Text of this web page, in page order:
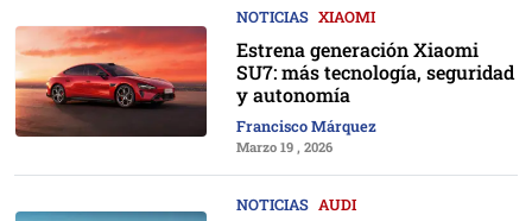
NOTICIAS XIAOMI
Estrena generación Xiaomi
SU7: más tecnología, seguridad
y autonomía
Francisco Márquez
Marzo 19 , 2026
NOTICIAS AUDI